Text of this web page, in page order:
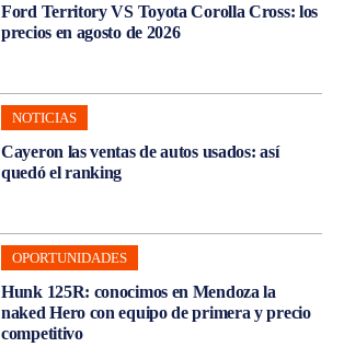
Ford Territory VS Toyota Corolla Cross: los
precios en agosto de 2026
NOTICIAS
Cayeron las ventas de autos usados: así
quedó el ranking
OPORTUNIDADES
Hunk 125R: conocimos en Mendoza la
naked Hero con equipo de primera y precio
competitivo